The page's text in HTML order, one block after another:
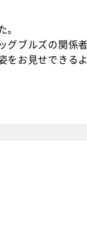
ブルズの関係
お見せできる